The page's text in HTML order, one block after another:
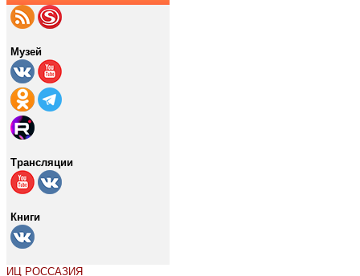
Музей
Трансляции
Книги
ИЦ РОССАЗИЯ